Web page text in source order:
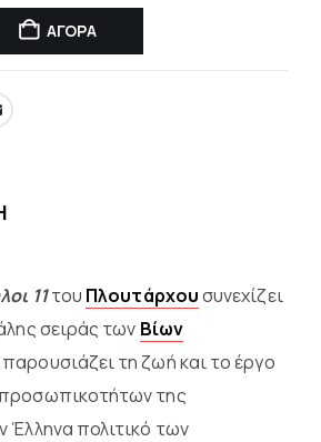
ΑΓΟΡΑ
11του Πλουτάρχουσυνεχίζει
σειράς των Βίων
τη ζωή και το έργο
της
Έλληνα πολιτικό των